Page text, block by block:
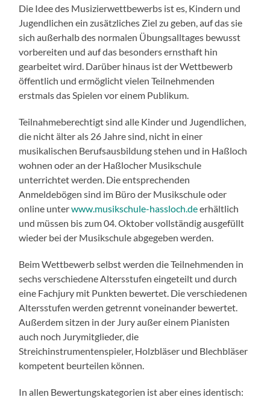
Die Idee des Musizierwettbewerbs ist es, Kindern und
Jugendlichen ein zusätzliches Ziel zu geben, auf das sie
sich außerhalb des normalen Übungsalltages bewusst
vorbereiten und auf das besonders ernsthaft hin
gearbeitet wird. Darüber hinaus ist der Wettbewerb
öffentlich und ermöglicht vielen Teilnehmenden
erstmals das Spielen vor einem Publikum.
Teilnahmeberechtigt sind alle Kinder und Jugendlichen,
die nicht älter als 26 Jahre sind, nicht in einer
musikalischen Berufsausbildung stehen und in Haßloch
wohnen oder an der Haßlocher Musikschule
unterrichtet werden. Die entsprechenden
Anmeldebögen sind im Büro der Musikschule oder
online unterwww.musikschule-hassloch.deerhältlich
und müssen bis zum 04. Oktober vollständig ausgefüllt
wieder bei der Musikschule abgegeben werden.
Beim Wettbewerb selbst werden die Teilnehmenden in
sechs verschiedene Altersstufen eingeteilt und durch
eine Fachjury mit Punkten bewertet. Die verschiedenen
Altersstufen werden getrennt voneinander bewertet.
Außerdem sitzen in der Jury außer einem Pianisten
auch noch Jurymitglieder, die
Streichinstrumentenspieler, Holzbläser und Blechbläser
kompetent beurteilen können.
In allen Bewertungskategorien ist aber eines identisch: